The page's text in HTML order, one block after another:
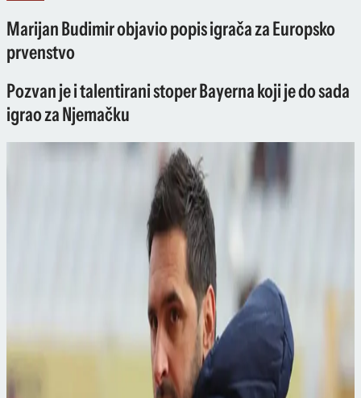
Marijan Budimir objavio popis igrača za Europsko
prvenstvo
Pozvan je i talentirani stoper Bayerna koji je do sada
igrao za Njemačku